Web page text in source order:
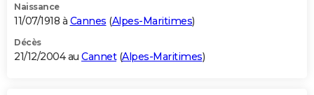
Naissance
11/07/1918 à Cannes (Alpes-Maritimes)
Décès
21/12/2004 au Cannet(Alpes-Maritimes)